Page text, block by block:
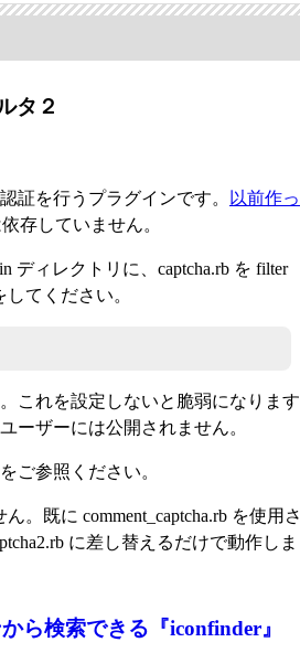
タ２
証を行うプラグインです。
以前作っ
存していません。
ディレクトリに、captcha.rb を filter
てください。
これを設定しないと脆弱になります
ーザーには公開されません。
ご参照ください。
。既に comment_captcha.rb を使用さ
に差し替えるだけで動作しま
ら検索できる『iconfinder』